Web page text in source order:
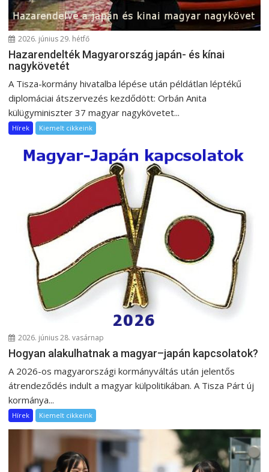
ó
2026. június 29. hétfő
Hazarendelték Magyarország japán- és kínai
nagykövetét
A Tisza-kormány hivatalba lépése után példátlan léptékű
diplomáciai átszervezés kezdődött: Orbán Anita
külügyminiszter 37 magyar nagykövetet...
Hírek Kiemelt cikkeink
2026. június 28. vasárnap
Hogyan alakulhatnak a magyar–japán kapcsolatok?
A 2026-os magyarországi kormányváltás után jelentős
átrendeződés indult a magyar külpolitikában. A Tisza Párt új
kormánya...
Hírek Kiemelt cikkeink